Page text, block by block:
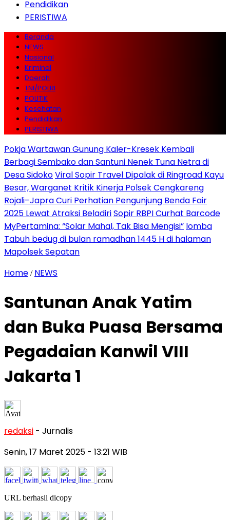
Pendidikan
PERISTIWA
Beranda
NEWS
Nasional
Kriminal
Daerah
TNI/POLRI
POLITIK
Kesehatan
Pendidikan
PERISTIWA
Pokja Wartawan Gunung Kaler-Kresek Kembali
Berbagi Sembako dan Santuni Nenek Tuna Netra di
Desa SidokoViral Sopir Travel Dipalak di Ringroad Kayu
Besar, Warganet Kritik Kinerja Polsek Cengkareng
Rojali–Japra Curi Perhatian Pengunjung Benda Fair
2025 Lewat Atraksi BeladiriSopir RBPI Curhat Barcode
MyPertamina: “Solar Mahal, Tak Bisa Mengisi” lomba
Tabuh bedug di bulan ramadhan 1445 H di halaman
Mapolsek Sepatan
Home / NEWS
Santunan Anak Yatim
dan Buka Puasa Bersama
Pegadaian Kanwil VIII
Jakarta 1
redaksi - Jurnalis
Senin, 17 Maret 2025 - 13:21 WIB
URL berhasil dicopy